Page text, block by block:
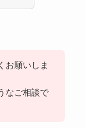
お願いしま
なご相談で